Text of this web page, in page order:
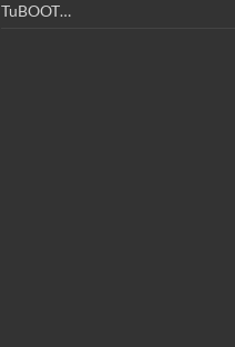
TuBOOT…